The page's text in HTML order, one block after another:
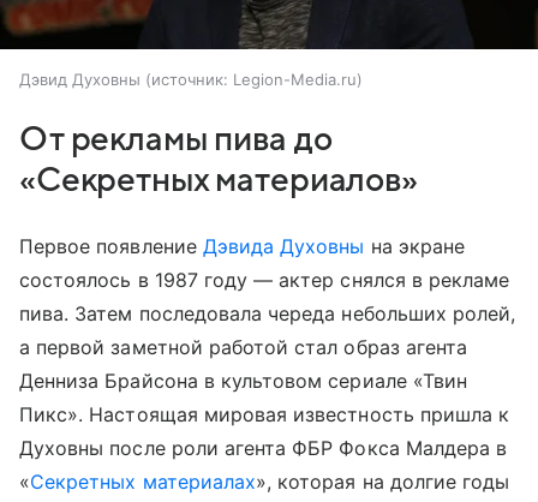
Дэвид Духовны источник: Legion-Media.ru
От рекламы пива до
«Секретных материалов»
Первое появление Дэвида Духовны на экране
состоялось в 1987 году — актер снялся в рекламе
пива. Затем последовала череда небольших ролей,
а первой заметной работой стал образ агента
Денниза Брайсона в культовом сериале «Твин
Пикс». Настоящая мировая известность пришла к
Духовны после роли агента ФБР Фокса Малдера в
«Секретных материалах», которая на долгие годы